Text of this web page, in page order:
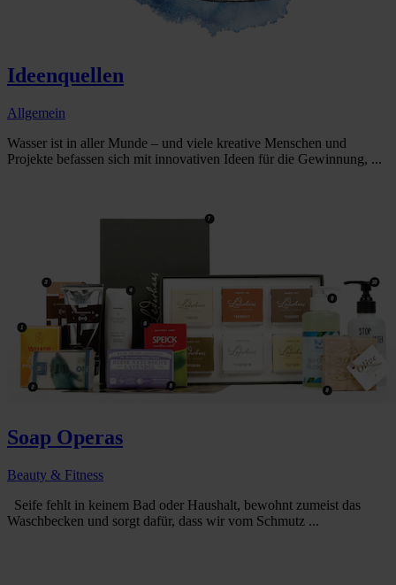
Ideenquellen
Allgemein
Wasser ist in aller Munde – und viele kreative Menschen und
Projekte befassen sich mit innovativen Ideen für die Gewinnung, ...
Soap Operas
Beauty & Fitness
Seife fehlt in keinem Bad oder Haushalt, bewohnt zumeist das
Waschbecken und sorgt dafür, dass wir vom Schmutz ...